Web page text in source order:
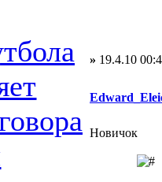
» 19.4.10
Новичок